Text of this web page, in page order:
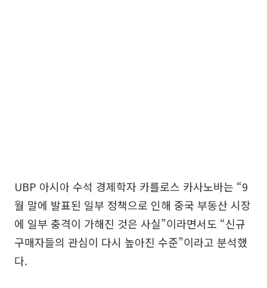
UBP 아시아 수석 경제학자 카를로스 카사노바는 “9
월 말에 발표된 일부 정책으로 인해 중국 부동산 시장
에 일부 충격이 가해진 것은 사실”이라면서도 “신규
구매자들의 관심이 다시 높아진 수준”이라고 분석했
다.